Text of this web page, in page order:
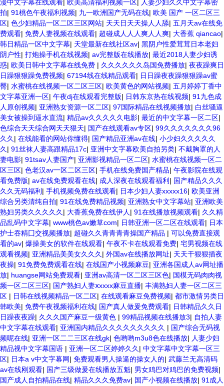
漫中文字幕在线观看| 欧美高清福利视频一区| 人妻少妇久久中文字幕密
拍| 91桃色午夜福利视频| 九一欧洲国产无码在线| 欧美 国产 一区二区三
区| 色少妇精品一区二区三区网站| 天天日天天操人人舔| 五月天av在线免
费观看| 免费人妻视频在线观看| 超碰成人人人爽人人爽| 大香蕉 qiancao|
韩日精品一区中文字幕| 天堂最新在线社区av| 黑阴户性爱茸茸日本老妇
阴户性| 打炮操手机在线视频| av完整版在线播放| 最近2018人妻少妇诱
惑| 欧美日韩中文字幕在线免费 | 久久久久久久岛国免费播放| 夜夜躁爽日
日躁狠狠躁免费视频| 67194线在线精品观看| 日日躁夜夜躁狠狠躁av蜜
臀| 水蜜桃在线视频一区二区三区| 欧美黄色的网站视频| 五月婷婷丁香中
文字幕亚洲一区| 午夜dj在线观看完整版| 日韩东京热在线视频| 91九色成
人原创视频| 亚洲熟女资源一区二区| 97国际精品在线视频播放| 白丝骚逼
美女被操到逼水直流| 精品av久久久久久电影| 最近的中文字幕一区二区|
色综合天天综合网天天狠天| 国产在线观看av专区| 99久久久久久久久96
久久 | 在线能看的网站你懂得| 国产精品亚洲av在线| 小少妇久久久久久
久 | 91丝袜人妻高跟精品17c| 亚洲中文字幕欧美自拍另类| 不戴胸罩的人
妻电影| 91tsav人妻国产| 亚洲影视精品一区二区| 水蜜桃在线视频一区二
区三区| 色老汉av一区二区三区| 手机在线免费国产精品| 午夜影院在线观
看免费版| av在线免费观看在线| 成人深夜在线观看福利 | 国产精品久久久
久久无码福利 | 手机视频免费在线观看| 日本少妇人妻xxxxx16| 欧美亚洲
综合另类清纯自拍| 91在线免费精品视频| 亚洲熟女中文字幕站| 亚洲欧美
熟妇另类久久久久久 | 大香蕉免费在线伊人 | 91在线播放视频观看| 久久精
品乱码中文字幕| www桃色av嫩草com| 日韩亚洲一区二区在线观看| 日本
护士吞精囗交视频播放| 超碰久久青青青青操国产精品 | 可以免费直接观
看的av| 爆操美女的软件在线观看| 午夜不卡在线观看免费| 宅男视频在线
观看视频| 亚洲精品美美女久久久 | 外国av在线播放网址| 天天干狠狠插夜
夜操| 91免费免费观看在线| 在线国产小视频麻豆| 亚洲各国成人av网址播
放| huangse网站免费观看| 亚洲av高清一区二区三区色| 国模无码肉肉视
频一区二区三区| 国产熟妇人妻ⅹxxxx麻豆直播| 丰满熟妇人妻一区二区三
区 | 日韩在线视频精品一区二区| 在线观看麻豆免费视频| 都市激情另类日
韩欧美| 免费午夜视频福利在线| 国产真人做爰免费观看| 日韩精品久久日
日躁夜夜躁| 久久久国产麻豆一级黄色 | 99精品视频在线播放3| 自拍人妻
中文字幕在线观看| 亚洲国内精品久久久久久久久久久 | 国产综合无码视
频呢在线| 亚洲一区二二三区在线gk| 色哟哟m3u8色在线播放| 人妻少妇
精品视中文字幕国语 | 亚洲一区二区婷婷久久 | 中文字幕中文字幕一区三
区| 日本a v中文字幕网| 免费观看男人操逼的操女人的| 武藤兰无高清码
av在线刚观看| 国产三级做爰在线播放五魁| 男女鸡巴对鸡巴的免费视频|
国产成人自拍精品在线| 精品久久久免费av| 国产小视频在线播放| 91成人